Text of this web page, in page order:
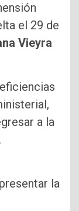
el 29 de
Vieyra
a la
la